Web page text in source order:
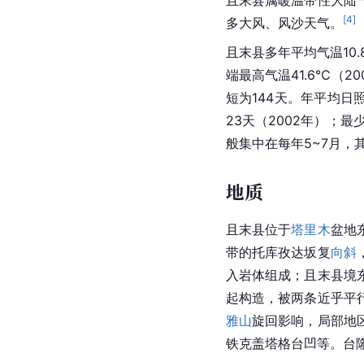
多大风、风沙天气。
[4]
且末县多年平均气温
端最高气温41.6℃（
短为144天。年平均日
23天（2002年）；最
般集中在每年5~7月，
地质
且末县位于塔里木盆地
带的托库孜达坂复向斜
入岩体组成；且末县境
起构造，被两条近乎平
雅山旋回影响，局部地
铁克盖塔格台凹等。台